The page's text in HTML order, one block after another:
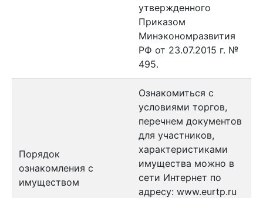
утвержденного
Приказом
Минэкономразвития
РФ от 23.07.2015 г. №
495.
Порядок
ознакомления с
имуществом
Ознакомиться с
условиями торгов,
перечнем документов
для участников,
характеристиками
имущества можно в
сети Интернет по
адресу: www.eurtp.ru